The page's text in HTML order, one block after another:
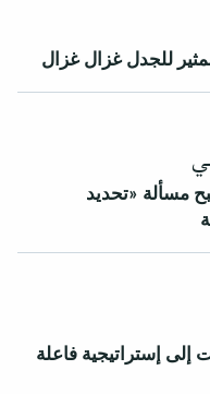
للجدل غزال غزال
مسألة «تحديد
إستراتيجية فاعلة